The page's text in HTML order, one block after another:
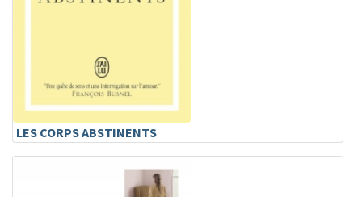
LES CORPS ABSTINENTS